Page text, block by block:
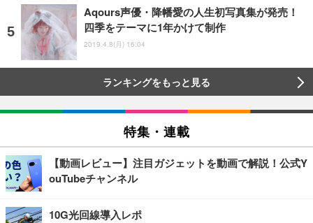
Aqours声優・降幡愛の人生初写真集が発売！
四季をテーマに1年かけて制作
2019.4.8(月) 16:04
ランキングをもっと見る
特集・連載
【動画レビュー】注目ガジェットを動画で解説！公式Y
ouTubeチャンネル
10G光回線導入レポ